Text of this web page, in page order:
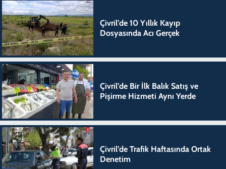
Çivril’de 10 Yıllık Kayıp
Dosyasında Acı Gerçek
Çivril’de Bir İlk Balık Satış ve
Pişirme Hizmeti Aynı Yerde
Çivril’de Trafik Haftasında Ortak
Denetim